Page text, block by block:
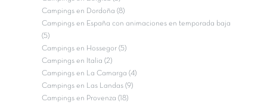
Campings en Dordoña (8)
Campings en España con animaciones en temporada baja
(5)
Campings en Hossegor (5)
Campings en Italia (2)
Campings en La Camarga (4)
Campings en Las Landas (9)
Campings en Provenza (18)